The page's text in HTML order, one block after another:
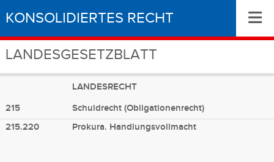
KONSOLIDIERTES RECHT
LANDESGESETZBLATT
≡
LANDESRECHT
215
Schuldrecht (Obligationenrecht)
215.220
Prokura. Handlungsvollmacht